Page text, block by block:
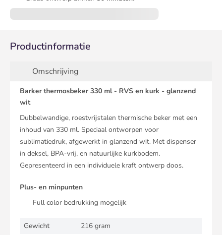
Productinformatie
Omschrijving
Barker thermosbeker 330 ml - RVS en kurk - glanzend
wit
Dubbelwandige, roestvrijstalen thermische beker met een
inhoud van 330 ml. Speciaal ontworpen voor
sublimatiedruk, afgewerkt in glanzend wit. Met dispenser
in deksel, BPA-vrij, en natuurlijke kurkbodem.
Gepresenteerd in een individuele kraft ontwerp doos.
Plus- en minpunten
Full color bedrukking mogelijk
Gewicht
216 gram